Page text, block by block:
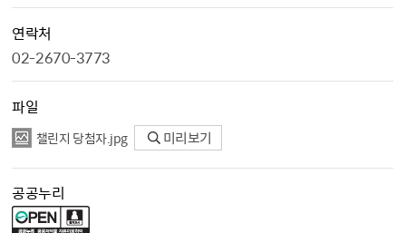
연락처
02-2670-3773
파일
챌린지 당첨자.jpg 미리보기
공공누리